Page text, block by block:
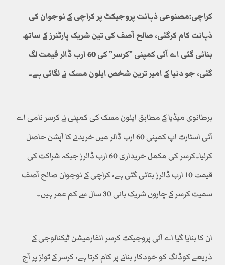
کراچی:مصنوعی ذہانت پروجیکٹ پر کراچی کے نوجوان کی
ذہانت کام کرگئی، صالح آصف کی تین شریک پارٹنرز کے ساتھ
بنائی گئی اے آئی کمپنی ”کرسر” کی 60 ارب ڈالر قیمت لگ
گئی، جو دنیا کے امیر ترین شخص ایلون مسک نے لگائی ہے۔
برطانوی میڈیا کے مطابق ایلون مسک کی کمپنی نے کرسر نامی اے
آئی اسٹارٹ اپ کمپنی 60 ارب ڈالر میں خریدنے کا آپشن حاصل
کرلیا۔کرسر کی مکمل خریداری 60 ارب ڈالرز جبکہ شراکت کی
قیمت 10 ارب ڈالرز بتائی گئی ہے، کراچی کے نوجوان صالح آصف
سمیت کرسر کے چاروں شریک بانی 30 سال سے کم عمر ہیں۔
ان کا بنایا گیا اے آئی پروجیکٹ کرسر انفارمیشن ٹیکنالوجی کے
ذریعے کوڈنگ کو خودکار بنانے پر کام کرتا ہے، کرسر کے ٹولز پر آج